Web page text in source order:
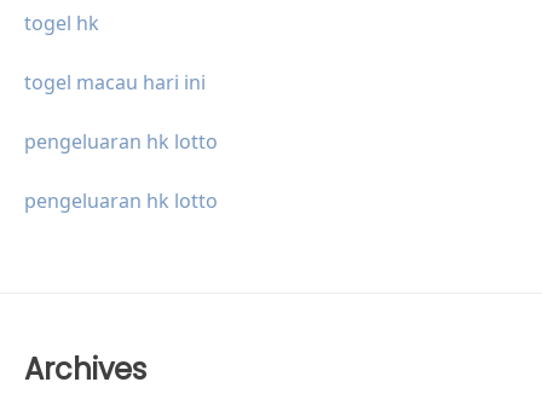
togel hk
togel macau hari ini
pengeluaran hk lotto
pengeluaran hk lotto
Archives